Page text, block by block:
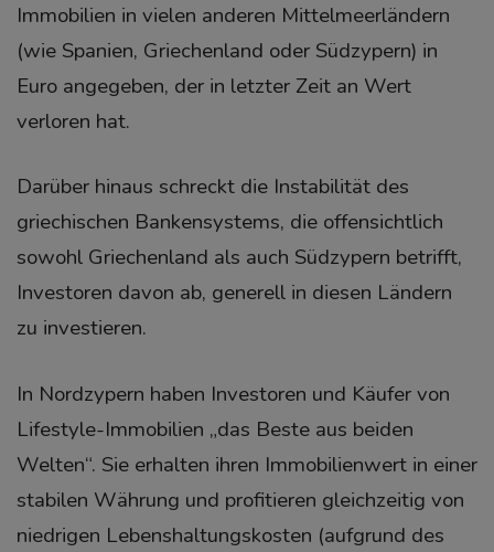
Immobilien in vielen anderen Mittelmeerländern
(wie Spanien, Griechenland oder Südzypern) in
Euro angegeben, der in letzter Zeit an Wert
verloren hat.
Darüber hinaus schreckt die Instabilität des
griechischen Bankensystems, die offensichtlich
sowohl Griechenland als auch Südzypern betrifft,
Investoren davon ab, generell in diesen Ländern
zu investieren.
In Nordzypern haben Investoren und Käufer von
Lifestyle-Immobilien „das Beste aus beiden
Welten“. Sie erhalten ihren Immobilienwert in einer
stabilen Währung und profitieren gleichzeitig von
niedrigen Lebenshaltungskosten (aufgrund des